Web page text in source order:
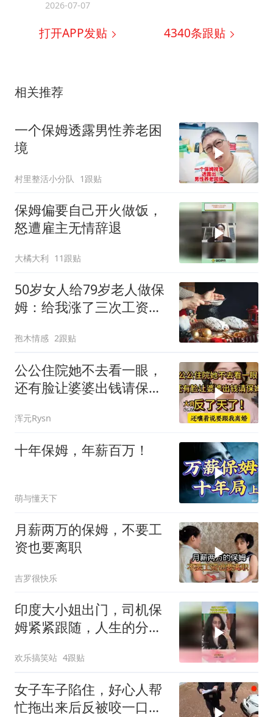
2026-07-07
打开APP发贴 4340条跟贴
相关推荐
一个保姆透露男性养老困
境
村里整活小分队 1跟贴
保姆偏要自己开火做饭，
怒遭雇主无情辞退
大橘大利 11跟贴
50岁女人给79岁老人做保
姆：给我涨了三次工资，
孢木情感 2跟贴
公公住院她不去看一眼，
还有脸让婆婆出钱请保
浑元Rysn
十年保姆，年薪百万！
萌与懂天下
月薪两万的保姆，不要工
资也要离职
吉罗很快乐
印度大小姐出门，司机保
姆紧紧跟随，人生的分水
欢乐搞笑站 4跟贴
女子车子陷住，好心人帮
忙拖出来后反被咬一口车